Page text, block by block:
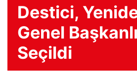
Destici,
Genel
Seçildi